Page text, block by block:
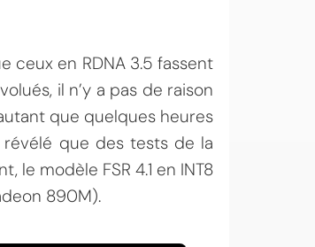
ceux en RDNA 3.5 fassent
il n’y a pas de raison
que quelques heures
révélé que des tests de la
le modèle FSR 4.1 en INT8
890M).